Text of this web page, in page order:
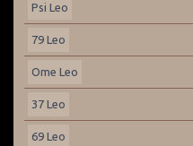
Psi Leo
79 Leo
Ome Leo
37 Leo
69 Leo